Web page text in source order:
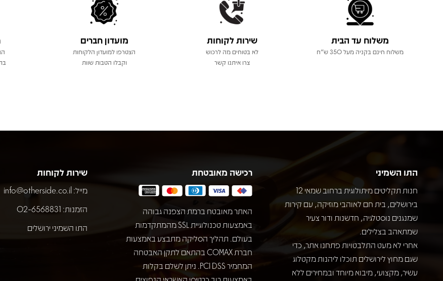
משלוח עד הבית
משלוח חינם בקניה מעל 350 ש"ח
שירות לקוחות
לא בטוחים מה לרכוש
צרו איתנו קשר
מועדון חברים
הצטרפו למועדון הלקוחות
וקבלו הטבות שוות
התו השמיני
חנות תקליטים מיתולוגית ברחוב שמאי 12
בירושלים, בית חם לאוהבי מוזיקה, עם קירות
שמנגנים נוסטלגיה, חדשנות ודור צעיר
שמתאהב בצלילים.
אחרי לא מעט התלבטויות פתחנו אתר, כדי
שגם מחוץ לירושלים תוכלו ליהנות מקטלוג
עשיר, מקצועי, מיבוא מיוחד ובמחירים ללא
רכישה מאובטחת
האתר מאובטח ברמת הצפנה גבוהה
באמצעות טכנולוגיית SSL מהמתקדמות
בעולם. תהליך הסליקה מתבצע באמצעות
חברת COMAX בהתאם לתקן האבטחה
המחמיר PCI DSS. ניתן לשלם בקלות
שירות לקוחות
מייל: info@otherside.co.il
הזמנות: 02-6568831
התו השמיני ירושלים